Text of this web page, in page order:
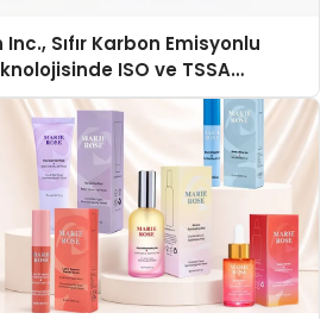
Sıfır Karbon Emisyonlu
ISO ve TSSA
Aldı